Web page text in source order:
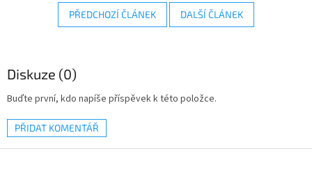
PŘEDCHOZÍ ČLÁNEK DALŠÍ ČLÁNEK
Diskuze (0)
Buďte první, kdo napíše příspěvek k této položce.
PŘIDAT KOMENTÁŘ